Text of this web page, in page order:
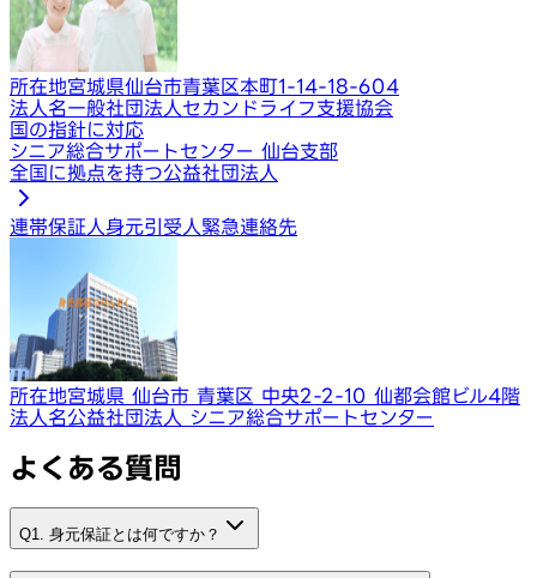
所在地宮城県仙台市青葉区本町1-14-18-604
法人名一般社団法人セカンドライフ支援協会
国の指針に対応
シニア総合サポートセンター 仙台支部
全国に拠点を持つ公益社団法人
連帯保証人身元引受人緊急連絡先
所在地宮城県 仙台市 青葉区 中央2-2-10 仙都会館ビル4階
法人名公益社団法人 シニア総合サポートセンター
よくある質問
Q1. 身元保証とは何ですか？